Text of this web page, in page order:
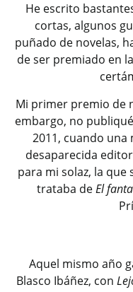
He escrito
cortas, algunos
puñado de novelas,
de ser premiado en
Mi primer premio de
embargo, no
2011, cuando una
desaparecida
para mi solaz, la
trataba deEl
Aquel mismo año
Blasco Ibáñez, con